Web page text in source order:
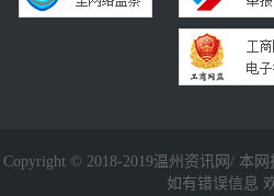
Copyright © 2018-2019温州资讯网/ 本
如有错误信息